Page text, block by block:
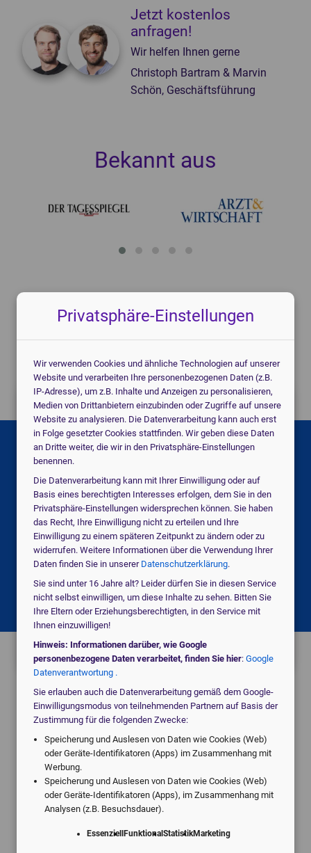
Jetzt kostenlos
anfragen!
Wir helfen Ihnen gerne
Christoph Bartram & Marvin
Schön, Geschäftsführung
Bekannt aus
Angebote für Medizinprodukte
digitalen Marktführer.
Individuell für Ihre Praxis.
Jetzt kostenlos anfragen!
Suchen Sie für eine Praxis, eine Klinik oder
ein MVZ?
medical_servicesPraxis
domain
local_hospital
Angebote vom digitalen Marktführer.
Individuell für Ihre Praxis.
Privatsphäre-Einstellungen
Wir verwenden Cookies und ähnliche Technologien auf unserer
Website und verarbeiten Ihre personenbezogenen Daten (z.B.
IP-Adresse), um z.B. Inhalte und Anzeigen zu personalisieren,
Medien von Drittanbietern einzubinden oder Zugriffe auf unsere
Website zu analysieren. Die Datenverarbeitung kann auch erst
in Folge gesetzter Cookies stattfinden. Wir geben diese Daten
an Dritte weiter, die wir in den Privatsphäre-Einstellungen
benennen.
Die Datenverarbeitung kann mit Ihrer Einwilligung oder auf
Basis eines berechtigten Interesses erfolgen, dem Sie in den
Privatsphäre-Einstellungen widersprechen können. Sie haben
das Recht, Ihre Einwilligung nicht zu erteilen und Ihre
Einwilligung zu einem späteren Zeitpunkt zu ändern oder zu
widerrufen. Weitere Informationen über die Verwendung Ihrer
Daten finden Sie in unserer Datenschutzerklärung.
Sie sind unter 16 Jahre alt? Leider dürfen Sie in diesen Service
nicht selbst einwilligen, um diese Inhalte zu sehen. Bitten Sie
Ihre Eltern oder Erziehungsberechtigten, in den Service mit
Ihnen einzuwilligen!
Hinweis: Informationen darüber, wie Google
personenbezogene Daten verarbeitet, finden Sie hier: Google
Datenverantwortung .
Sie erlauben auch die Datenverarbeitung gemäß dem Google-
Einwilligungsmodus von teilnehmenden Partnern auf Basis der
Zustimmung für die folgenden Zwecke:
Speicherung und Auslesen von Daten wie Cookies (Web)
oder Geräte-Identifikatoren (Apps) im Zusammenhang mit
Werbung.
Speicherung und Auslesen von Daten wie Cookies (Web)
oder Geräte-Identifikatoren (Apps), im Zusammenhang mit
Analysen (z.B. Besuchsdauer).
EssenziellFunktionalStatistikMarketing